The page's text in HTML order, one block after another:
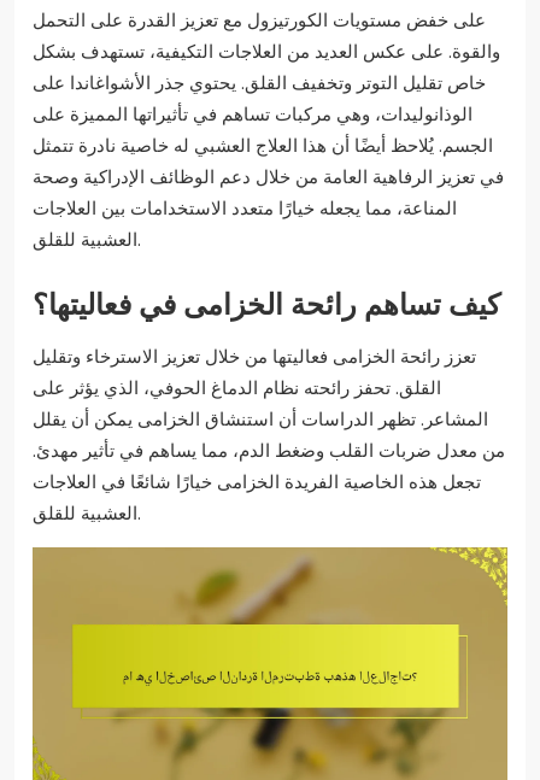
على خفض مستويات الكورتيزول مع تعزيز القدرة على التحمل
والقوة. على عكس العديد من العلاجات التكيفية، تستهدف بشكل
خاص تقليل التوتر وتخفيف القلق. يحتوي جذر الأشواغاندا على
الوذانوليدات، وهي مركبات تساهم في تأثيراتها المميزة على
الجسم. يُلاحظ أيضًا أن هذا العلاج العشبي له خاصية نادرة تتمثل
في تعزيز الرفاهية العامة من خلال دعم الوظائف الإدراكية وصحة
المناعة، مما يجعله خيارًا متعدد الاستخدامات بين العلاجات
العشبية للقلق.
كيف تساهم رائحة الخزامى في فعاليتها؟
تعزز رائحة الخزامى فعاليتها من خلال تعزيز الاسترخاء وتقليل
القلق. تحفز رائحته نظام الدماغ الحوفي، الذي يؤثر على
المشاعر. تظهر الدراسات أن استنشاق الخزامى يمكن أن يقلل
من معدل ضربات القلب وضغط الدم، مما يساهم في تأثير مهدئ.
تجعل هذه الخاصية الفريدة الخزامى خيارًا شائعًا في العلاجات
العشبية للقلق.